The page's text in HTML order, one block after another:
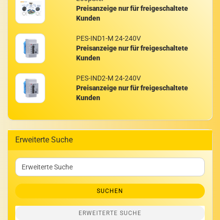
Preisanzeige nur für freigeschaltete
Kunden
PES-​IND1-M 24-​240V
Preisanzeige nur für freigeschaltete
Kunden
PES-​IND2-M 24-​240V
Preisanzeige nur für freigeschaltete
Kunden
Erweiterte Suche
Erweiterte
Suche
SUCHEN
ERWEITERTE SUCHE